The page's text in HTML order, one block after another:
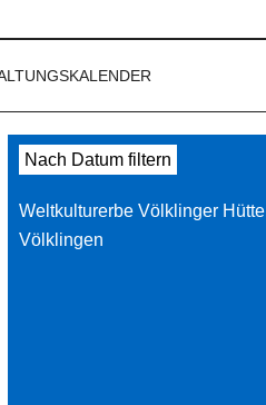
Nach Datum filtern
Weltkulturerbe Völklinger Hütte
Völklingen